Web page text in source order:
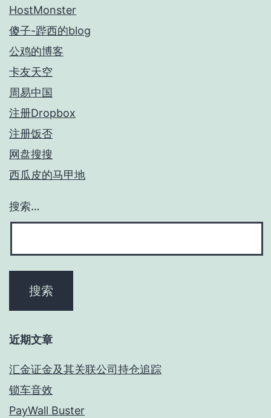
HostMonster
傻子-跸西的blog
公鸡的博客
卡友天空
周易中国
注册Dropbox
注册饭否
网盘搜搜
西瓜皮的马甲地
搜索…
近期文章
汇金证金及其关联公司持仓追踪
锁车音效
PayWall Buster